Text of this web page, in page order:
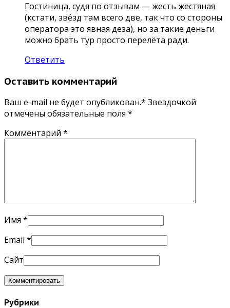
Гостиница, судя по отзывам — жесть жестяная
(кстати, звёзд там всего две, так что со стороны
оператора это явная деза), но за такие деньги
можно брать тур просто перелёта ради.
Ответить
Оставить комментарий
Ваш e-mail не будет опубликован.* Звездочкой
отмечены обязательные поля *
Комментарий *
Имя *
Email *
Сайт
Рубрики